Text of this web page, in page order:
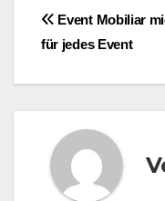
Event Mobiliar
für jedes Event